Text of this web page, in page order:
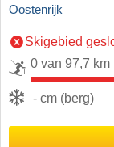
Oostenrijk
Skigebied
0 van 97,7 km
- cm (berg)